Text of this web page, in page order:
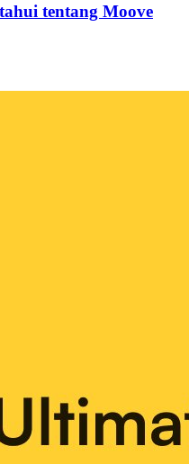
tentang Moove